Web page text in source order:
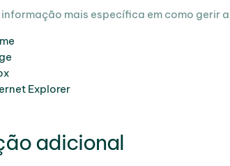
mais específica em como gerir
Explorer
adicional